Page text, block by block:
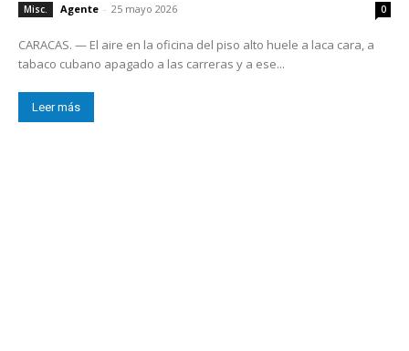
Misc. Agente - 25 mayo 2026 0
CARACAS. — El aire en la oficina del piso alto huele a laca cara, a
tabaco cubano apagado a las carreras y a ese...
Leer más